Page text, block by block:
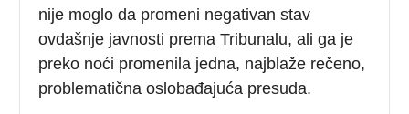
nije moglo da promeni negativan stav
ovdašnje javnosti prema Tribunalu, ali ga je
preko noći promenila jedna, najblaže rečeno,
problematična oslobađajuća presuda.